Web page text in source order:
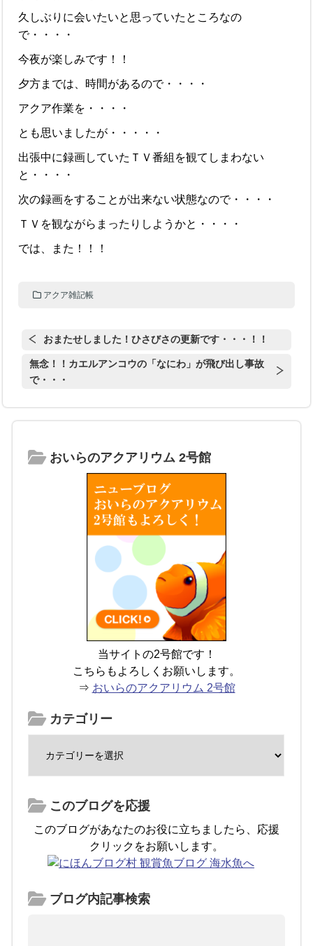
久しぶりに会いたいと思っていたところなの
で・・・・
今夜が楽しみです！！
夕方までは、時間があるので・・・・
アクア作業を・・・・
とも思いましたが・・・・・
出張中に録画していたＴＶ番組を観てしまわない
と・・・・
次の録画をすることが出来ない状態なので・・・・
ＴＶを観ながらまったりしようかと・・・・
では、また！！！
アクア雑記帳
おまたせしました！ひさびさの更新です・・・！！
無念！！カエルアンコウの「なにわ」が飛び出し事故
で・・・
おいらのアクアリウム 2号館
当サイトの2号館です！
こちらもよろしくお願いします。
⇒ おいらのアクアリウム 2号館
カテゴリー
このブログを応援
このブログがあなたのお役に立ちましたら、応援
クリックをお願いします。
ブログ内記事検索